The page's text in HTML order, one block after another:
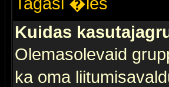
Kuidas
Olemasolevaid
ka oma